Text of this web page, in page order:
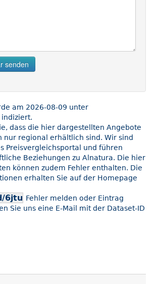
senden
am 2026-08-09 unter
indiziert.
dass die hier dargestellten Angebote
nur regional erhältlich sind. Wir sind
Preisvergleichsportal und führen
Beziehungen zu Alnatura. Die hier
können zudem Fehler enthalten. Die
erhalten Sie auf der Homepage
6jtu Fehler melden oder Eintrag
Sie uns eine E-Mail mit der Dataset-ID